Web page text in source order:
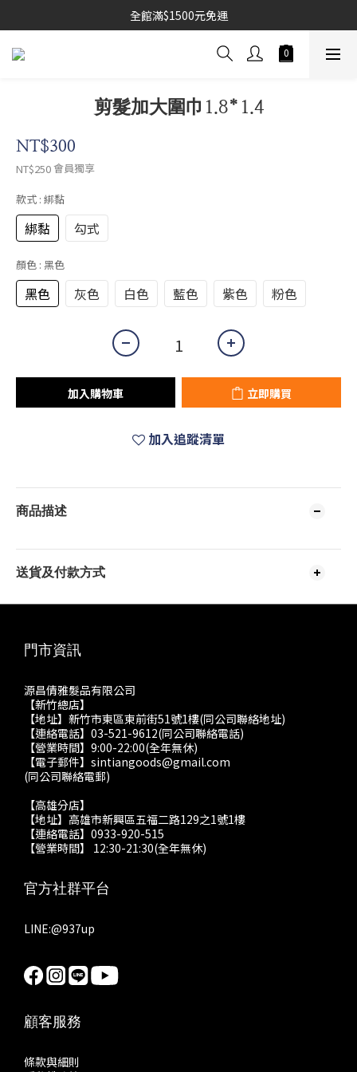
全館滿$1500元免運
剪髮加大圍巾1.8*1.4
NT$300
NT$250會員獨享
款式 : 綁黏
綁黏 勾式
顏色 : 黑色
黑色 灰色 白色 藍色 紫色 粉色
加入購物車 立即購買
加入追蹤清單
商品描述
送貨及付款方式
門市資訊
源昌倩雅髮品有限公司
【新竹總店】
【地址】新竹市東區東前街51號1樓(同公司聯絡地址)
【連絡電話】03-521-9612(同公司聯絡電話)
【營業時間】9:00-22:00(全年無休)
【電子郵件】sintiangoods@gmail.com
(同公司聯絡電郵)
【高雄分店】
【地址】高雄市新興區五福二路129之1號1樓
【連絡電話】0933-920-515
【營業時間】 12:30-21:30(全年無休)
官方社群平台
LINE:@937up
顧客服務
條款與細則